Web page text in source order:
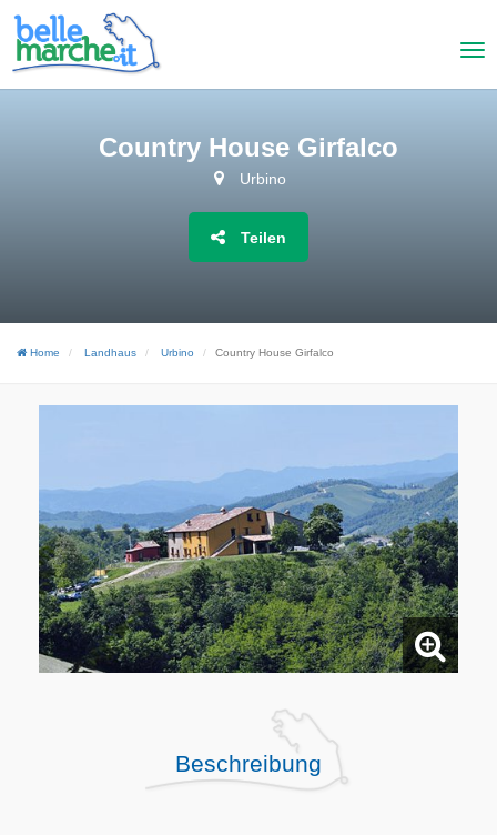
Country House Girfalco
Urbino
Teilen
Home Landhaus Urbino Country House Girfalco
Beschreibung